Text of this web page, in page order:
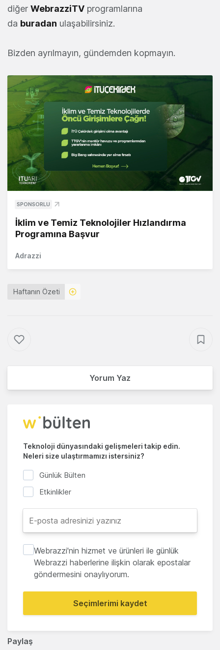
Paylaş
diğer WebrazziTV programlarına
da buradan ulaşabilirsiniz.
Bizden ayrılmayın, gündemden kopmayın.
SPONSORLU
İklim ve Temiz Teknolojiler Hızlandırma
Programına Başvur
Adrazzi
Haftanın Özeti
Yorum Yaz
Teknoloji dünyasındaki gelişmeleri takip edin.
Neleri size ulaştırmamızı istersiniz?
Günlük Bülten
Etkinlikler
Webrazzi'nin hizmet ve ürünleri ile günlük
Webrazzi haberlerine ilişkin olarak epostalar
göndermesini onaylıyorum.
Seçimlerimi kaydet